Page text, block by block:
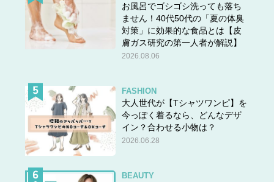
お風呂でゴシゴシ洗っても落ち
ません！40代50代の「夏の体臭
対策」に効果的な食品とは【皮
膚ガス研究の第一人者が解説】
2026.08.06
FASHION
大人世代が【Tシャツワンピ】を
今っぽく着るなら、どんなデザ
イン？合わせる小物は？
2026.06.28
BEAUTY